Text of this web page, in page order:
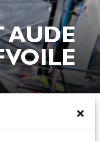
AUDE
Glisse - Écoles